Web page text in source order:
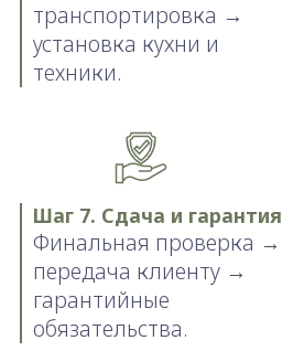
транспортировка →
установка кухни и
техники.
Шаг 7. Сдача и гарантия
Финальная проверка →
передача клиенту →
гарантийные
обязательства.